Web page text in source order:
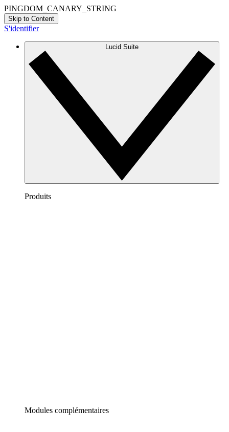
PINGDOM_CANARY_STRING
Skip to Content
S'identifier
Lucid Suite
Produits
Modules complémentaires